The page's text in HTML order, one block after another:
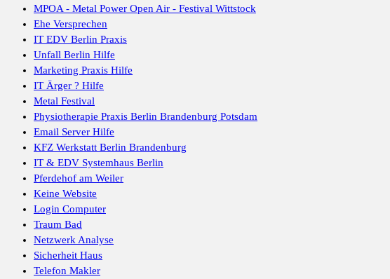
MPOA - Metal Power Open Air - Festival Wittstock
Ehe Versprechen
IT EDV Berlin Praxis
Unfall Berlin Hilfe
Marketing Praxis Hilfe
IT Ärger ? Hilfe
Metal Festival
Physiotherapie Praxis Berlin Brandenburg Potsdam
Email Server Hilfe
KFZ Werkstatt Berlin Brandenburg
IT & EDV Systemhaus Berlin
Pferdehof am Weiler
Keine Website
Login Computer
Traum Bad
Netzwerk Analyse
Sicherheit Haus
Telefon Makler